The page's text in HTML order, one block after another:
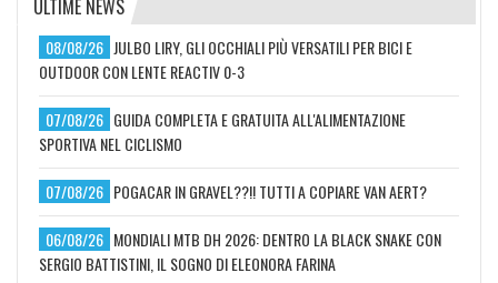
ULTIME NEWS
08/08/26 JULBO LIRY, GLI OCCHIALI PIÙ VERSATILI PER BICI E
OUTDOOR CON LENTE REACTIV 0-3
07/08/26 GUIDA COMPLETA E GRATUITA ALL'ALIMENTAZIONE
SPORTIVA NEL CICLISMO
07/08/26 POGACAR IN GRAVEL??!! TUTTI A COPIARE VAN AERT?
06/08/26 MONDIALI MTB DH 2026: DENTRO LA BLACK SNAKE CON
SERGIO BATTISTINI, IL SOGNO DI ELEONORA FARINA